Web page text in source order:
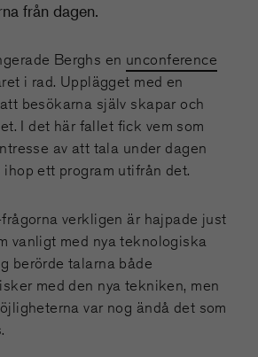
från dagen.
Berghs en unconference
i rad. Upplägget med en
besökarna själv skapar och
I det här fallet fick vem som
av att tala under dagen
ett program utifrån det.
verkligen är hajpade just
vanligt med nya teknologiska
berörde talarna både
med den nya tekniken, men
var nog ändå det som